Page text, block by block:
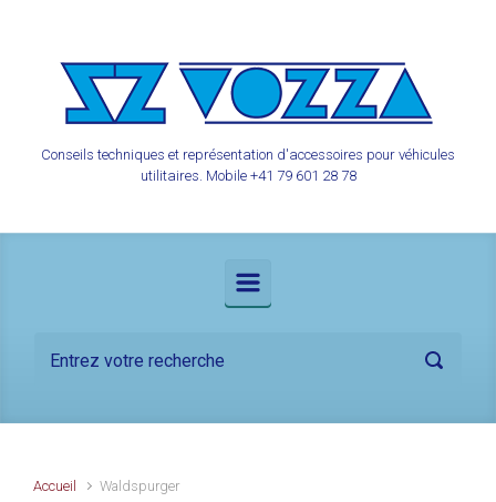
Conseils techniques et représentation d'accessoires pour véhicules
utilitaires. Mobile +41 79 601 28 78
Accueil Waldspurger